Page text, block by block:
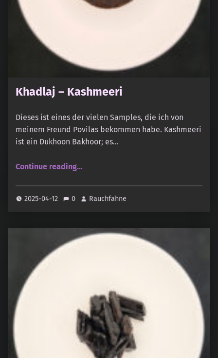
Khadlaj – Kashmeeri
Dieses ist eines der vielen Samples, die ich von
meinem Freund Povilas bekommen habe. Kashmeeri
ist ein Dukhoon Bakhoor; es…
Continue reading…
2025-04-12 0 Rauchfahne